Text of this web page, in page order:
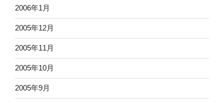
2006年1月
2005年12月
2005年11月
2005年10月
2005年9月